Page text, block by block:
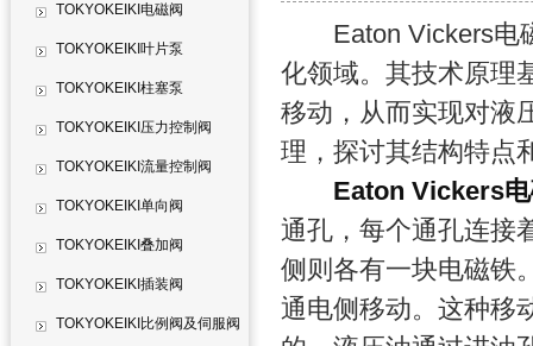
TOKYOKEIKI电磁阀
TOKYOKEIKI叶片泵
TOKYOKEIKI柱塞泵
TOKYOKEIKI压力控制阀
TOKYOKEIKI流量控制阀
TOKYOKEIKI单向阀
TOKYOKEIKI叠加阀
TOKYOKEIKI插装阀
TOKYOKEIKI比例阀及伺服阀
Eaton Vickers电磁
化领域。其技术原理
移动，从而实现对液
理，探讨其结构特点
Eaton Vickers
通孔，每个通孔连接
侧则各有一块电磁铁
通电侧移动。这种移